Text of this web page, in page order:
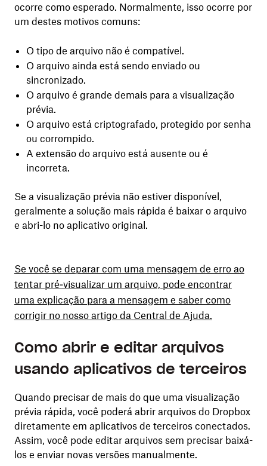
ocorre como esperado. Normalmente, isso ocorre por
um destes motivos comuns:
O tipo de arquivo não é compatível.
O arquivo ainda está sendo enviado ou
sincronizado.
O arquivo é grande demais para a visualização
prévia.
O arquivo está criptografado, protegido por senha
ou corrompido.
A extensão do arquivo está ausente ou é
incorreta.
Se a visualização prévia não estiver disponível,
geralmente a solução mais rápida é baixar o arquivo
e abri-lo no aplicativo original.
Se você se deparar com uma mensagem de erro ao
tentar pré‑visualizar um arquivo, pode encontrar
uma explicação para a mensagem e saber como
corrigir no nosso artigo da Central de Ajuda.
Como abrir e editar arquivos
usando aplicativos de terceiros
Quando precisar de mais do que uma visualização
prévia rápida, você poderá abrir arquivos do Dropbox
diretamente em aplicativos de terceiros conectados.
Assim, você pode editar arquivos sem precisar baixá-
los e enviar novas versões manualmente.